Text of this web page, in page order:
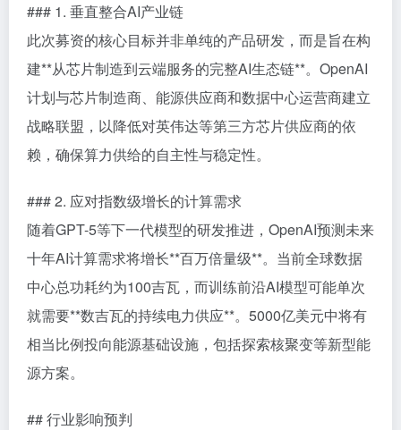
### 1. 垂直整合AI产业链
此次募资的核心目标并非单纯的产品研发，而是旨在构
建**从芯片制造到云端服务的完整AI生态链**。OpenAI
计划与芯片制造商、能源供应商和数据中心运营商建立
战略联盟，以降低对英伟达等第三方芯片供应商的依
赖，确保算力供给的自主性与稳定性。
### 2. 应对指数级增长的计算需求
随着GPT-5等下一代模型的研发推进，OpenAI预测未来
十年AI计算需求将增长**百万倍量级**。当前全球数据
中心总功耗约为100吉瓦，而训练前沿AI模型可能单次
就需要**数吉瓦的持续电力供应**。5000亿美元中将有
相当比例投向能源基础设施，包括探索核聚变等新型能
源方案。
## 行业影响预判